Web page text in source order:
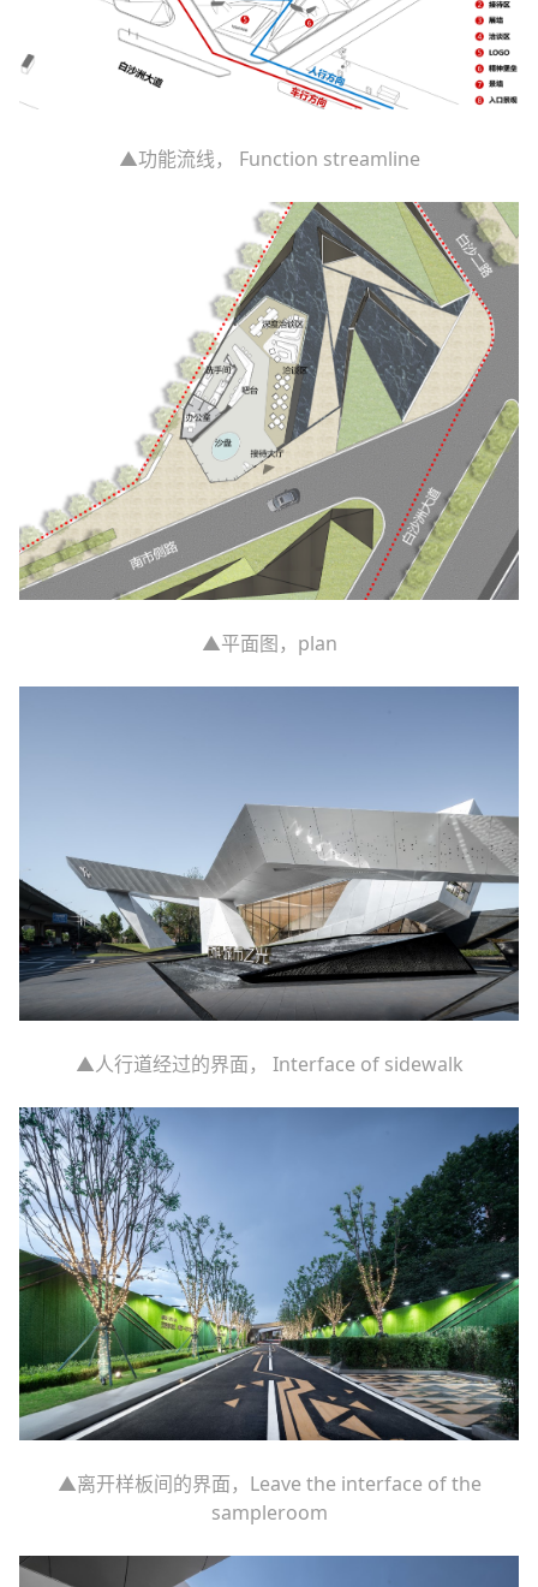
▲功能流线， Function streamline
▲平面图，plan
▲人行道经过的界面， Interface of sidewalk
▲离开样板间的界面，Leave the interface of the
sampleroom